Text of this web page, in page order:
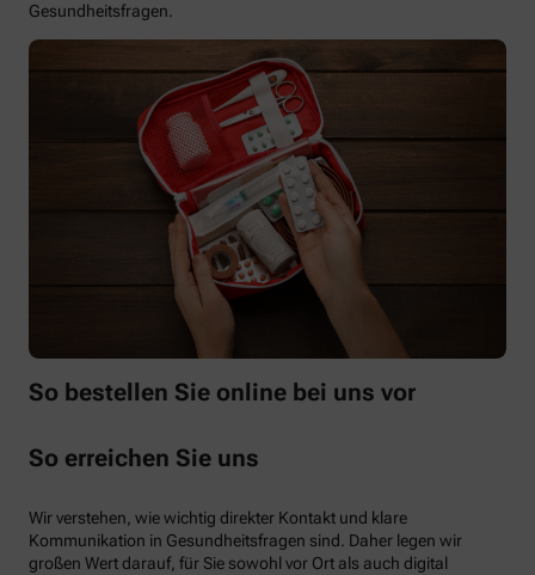
Gesundheitsfragen.
So bestellen Sie online bei uns vor
So erreichen Sie uns
Wir verstehen, wie wichtig direkter Kontakt und klare
Kommunikation in Gesundheitsfragen sind. Daher legen wir
großen Wert darauf, für Sie sowohl vor Ort als auch digital